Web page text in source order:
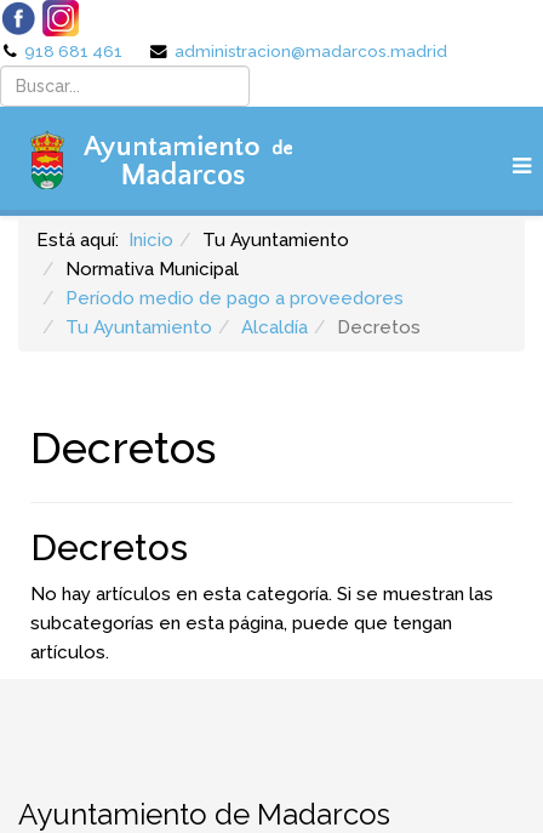
918 681 461 administracion@madarcos.madrid
Está aquí: Inicio
Tu Ayuntamiento
Normativa Municipal
Período medio de pago a proveedores
Tu Ayuntamiento
Alcaldía Decretos
Decretos
Decretos
No hay artículos en esta categoría. Si se muestran las
subcategorías en esta página, puede que tengan
artículos.
Ayuntamiento de Madarcos